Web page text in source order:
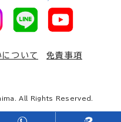
について
免責事項
All Rights Reserved.